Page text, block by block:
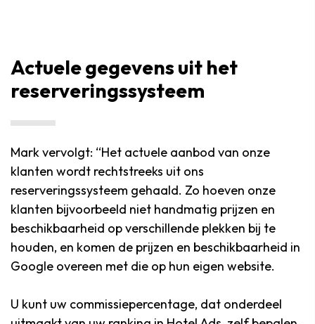
Actuele gegevens uit het
reserveringssysteem
Mark vervolgt: “Het actuele aanbod van onze
klanten wordt rechtstreeks uit ons
reserveringssysteem gehaald. Zo hoeven onze
klanten bijvoorbeeld niet handmatig prijzen en
beschikbaarheid op verschillende plekken bij te
houden, en komen de prijzen en beschikbaarheid in
Google overeen met die op hun eigen website.
U kunt uw commissiepercentage, dat onderdeel